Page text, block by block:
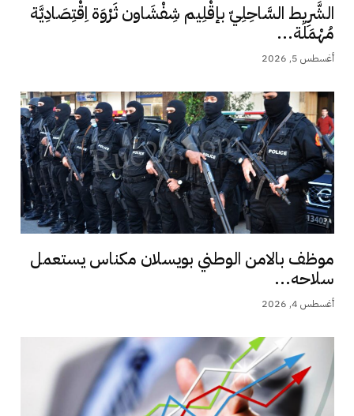
الشَّرِيط السَّاحِلِيّ بإقْلِيم شِفْشَاون ثَرْوَة اِقْتِصَادِيَّة
مُهْمَلَة...
أغسطس 5, 2026
موظف بالامن الوطني بويسلان مكناس يستعمل
سلاحه...
أغسطس 4, 2026